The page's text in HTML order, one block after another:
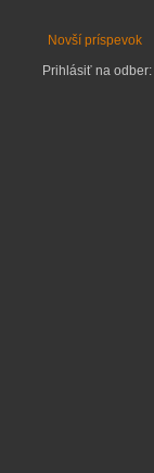
Novší príspevok
Prihlásiť na odber: